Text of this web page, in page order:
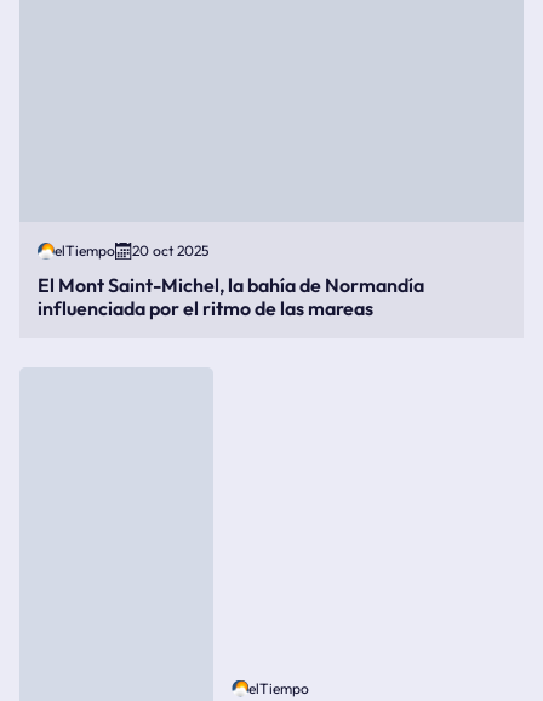
elTiempo 20 oct 2025
El Mont Saint-Michel, la bahía de Normandía
influenciada por el ritmo de las mareas
elTiempo